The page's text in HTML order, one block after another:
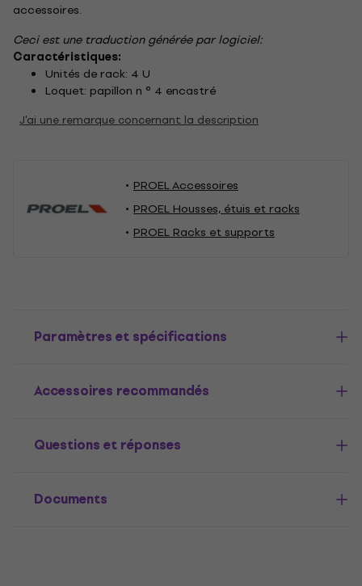
accessoires.
Ceci est une traduction générée par logiciel:
Caractéristiques:
Unités de rack: 4 U
Loquet: papillon n ° 4 encastré
J'ai une remarque concernant la description
PROEL Accessoires
PROEL Housses, étuis et racks
PROEL Racks et supports
Paramètres et spécifications
Accessoires recommandés
Questions et réponses
Documents